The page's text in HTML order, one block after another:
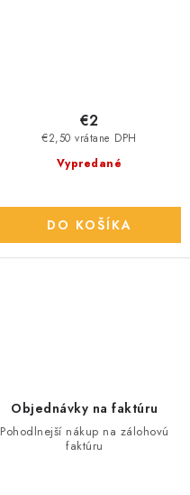
Vypredané
€2,50 vrátane DPH
€2
DO KOŠÍKA
Objednávky na faktúru
Pohodlnejší nákup na zálohovú
faktúru